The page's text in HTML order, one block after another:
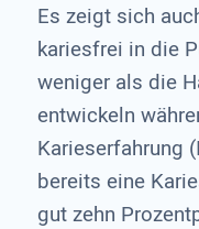
Es zeigt sich
kariesfrei in die
weniger als die
entwickeln
Karieserfahrung
bereits eine
gut zehn